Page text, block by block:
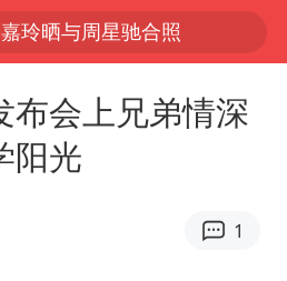
玲晒与周星驰合照
独闯南太行的失联女生最后轨迹已确认
布会上兄弟情深
阳光
1